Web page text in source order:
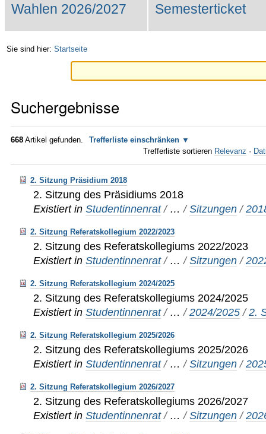
Wahlen 2026/2027 Semesterticket
Sie sind hier: Startseite
Suchergebnisse
668 Artikel gefunden.
Trefferliste einschränken
Trefferliste sortieren Relevanz ·
2. Sitzung Präsidium 2018
2. Sitzung des Präsidiums 2018
Existiert in Studentinnenrat / …/Sitzungen /
2. Sitzung Referatskollegium 2022/2023
2. Sitzung des Referatskollegiums 2022/2023
Existiert in Studentinnenrat / …/Sitzungen /
2. Sitzung Referatskollegium 2024/2025
2. Sitzung des Referatskollegiums 2024/2025
Existiert in Studentinnenrat / …/2024/2025 /2.
2. Sitzung Referatskollegium 2025/2026
2. Sitzung des Referatskollegiums 2025/2026
Existiert in Studentinnenrat / …/Sitzungen /
2. Sitzung Referatskollegium 2026/2027
2. Sitzung des Referatskollegiums 2026/2027
Existiert in Studentinnenrat / …/Sitzungen /